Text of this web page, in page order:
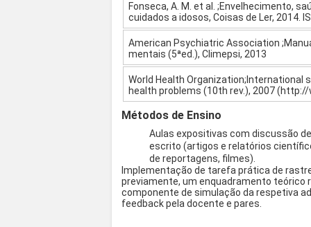
Fonseca, A. M. et al. ;Envelhecimento,
cuidados a idosos, Coisas de Ler, 2014.
American Psychiatric Association
mentais (5ªed.), Climepsi, 2013
World Health
health problems (10th rev.), 2007
Métodos de Ensino
Aulas expositivas com discussão
escrito (artigos e relatórios
de reportagens, filmes).
Implementação de tarefa prática de
previamente, um enquadramento
componente de simulação da respetiva
feedback pela docente e pares.